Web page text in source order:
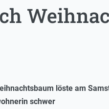
löste am
schwer